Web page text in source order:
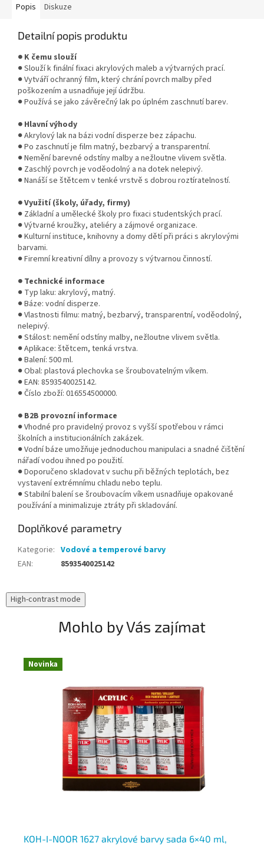
Popis Diskuze
Detailní popis produktu
● K čemu slouží
● Slouží k finální fixaci akrylových maleb a výtvarných prací.
● Vytváří ochranný film, který chrání povrch malby před
poškozením a usnadňuje její údržbu.
● Používá se jako závěrečný lak po úplném zaschnutí barev.
● Hlavní výhody
● Akrylový lak na bázi vodní disperze bez zápachu.
● Po zaschnutí je film matný, bezbarvý a transparentní.
● Nemění barevné odstíny malby a nežloutne vlivem světla.
● Zaschlý povrch je voděodolný a na dotek nelepivý.
● Nanáší se štětcem v tenké vrstvě s dobrou roztíratelností.
● Využití (školy, úřady, firmy)
● Základní a umělecké školy pro fixaci studentských prací.
● Výtvarné kroužky, ateliéry a zájmové organizace.
● Kulturní instituce, knihovny a domy dětí při práci s akrylovými
barvami.
● Firemní kreativní dílny a provozy s výtvarnou činností.
● Technické informace
● Typ laku: akrylový, matný.
● Báze: vodní disperze.
● Vlastnosti filmu: matný, bezbarvý, transparentní, voděodolný,
nelepivý.
● Stálost: nemění odstíny malby, nežloutne vlivem světla.
● Aplikace: štětcem, tenká vrstva.
● Balení: 500 ml.
● Obal: plastová plechovka se šroubovatelným víkem.
● EAN: 8593540025142.
● Číslo zboží: 016554500000.
● B2B provozní informace
● Vhodné pro pravidelný provoz s vyšší spotřebou v rámci
školních a institucionálních zakázek.
● Vodní báze umožňuje jednoduchou manipulaci a snadné čištění
nářadí vodou ihned po použití.
● Doporučeno skladovat v suchu při běžných teplotách, bez
vystavení extrémnímu chladu nebo teplu.
● Stabilní balení se šroubovacím víkem usnadňuje opakované
používání a minimalizuje ztráty při skladování.
Doplňkové parametry
Kategorie: Vodové a temperové barvy
EAN: 8593540025142
High-contrast mode
Mohlo by Vás zajímat
Novinka
KOH-I-NOOR 1627 akrylové barvy sada 6×40 ml,